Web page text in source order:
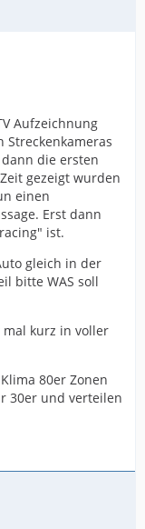
Aufzeichnung
Streckenkameras
die ersten
gezeigt wurden
einen
Erst dann
ist.
gleich in der
bitte WAS soll
mal kurz in voller
80er Zonen
30er und verteilen